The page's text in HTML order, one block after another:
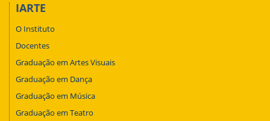
IARTE
O Instituto
Docentes
Graduação em Artes Visuais
Graduação em Dança
Graduação em Música
Graduação em Teatro